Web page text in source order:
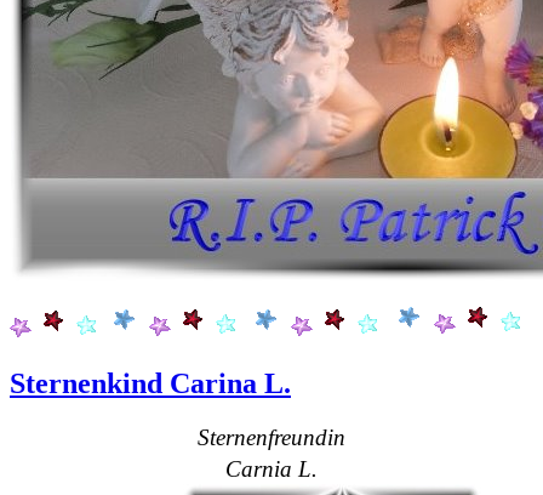
Sternenkind Carina L.
Sternenfreundin
Carnia L.